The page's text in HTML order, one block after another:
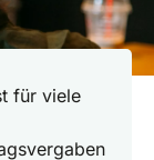
für viele